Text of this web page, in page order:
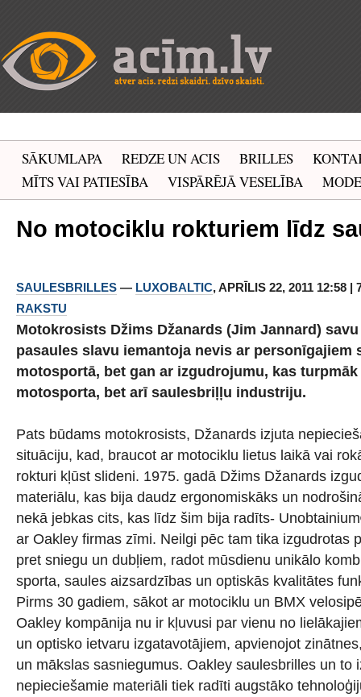
SĀKUMLAPA REDZE UN ACIS BRILLES
MĪTS VAI PATIESĪBA
VISPĀRĒJĀ VESELĪBA MODE
No motociklu rokturiem līdz
SAULESBRILLES — LUXOBALTIC, APRĪLIS 22, 2011 12:58 |
RAKSTU
Motokrosists Džims Džanards (Jim Jannard)
pasaules slavu iemantoja nevis ar personīgajiem
motosportā, bet gan ar izgudrojumu, kas
motosporta, bet arī saulesbriļļu industriju.
Pats būdams motokrosists, Džanards izjuta
situāciju, kad, braucot ar motociklu lietus laikā vai
rokturi kļūst slideni. 1975. gadā Džims Džanards
materiālu, kas bija daudz ergonomiskāks un
nekā jebkas cits, kas līdz šim bija radīts-
ar Oakley firmas zīmi. Neilgi pēc tam tika izgudrotas
pret sniegu un dubļiem, radot mūsdienu unikālo
sporta, saules aizsardzības un optiskās kvalitātes
Pirms 30 gadiem, sākot ar motociklu un BMX
Oakley kompānija nu ir kļuvusi par vienu no
un optisko ietvaru izgatavotājiem, apvienojot
un mākslas sasniegumus. Oakley saulesbrilles un to
nepieciešamie materiāli tiek radīti augstāko